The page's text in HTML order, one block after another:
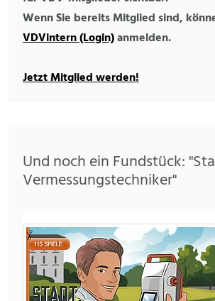
Wenn Sie bereits Mitglied sind,
VDVintern (Login)anmelden.
Jetzt Mitglied werden!
Und noch ein Fundstück:
Vermessungstechniker"